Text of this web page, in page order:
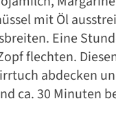
mit Öl
Eine
flechten.
abdecken
ca. 30 Minuten